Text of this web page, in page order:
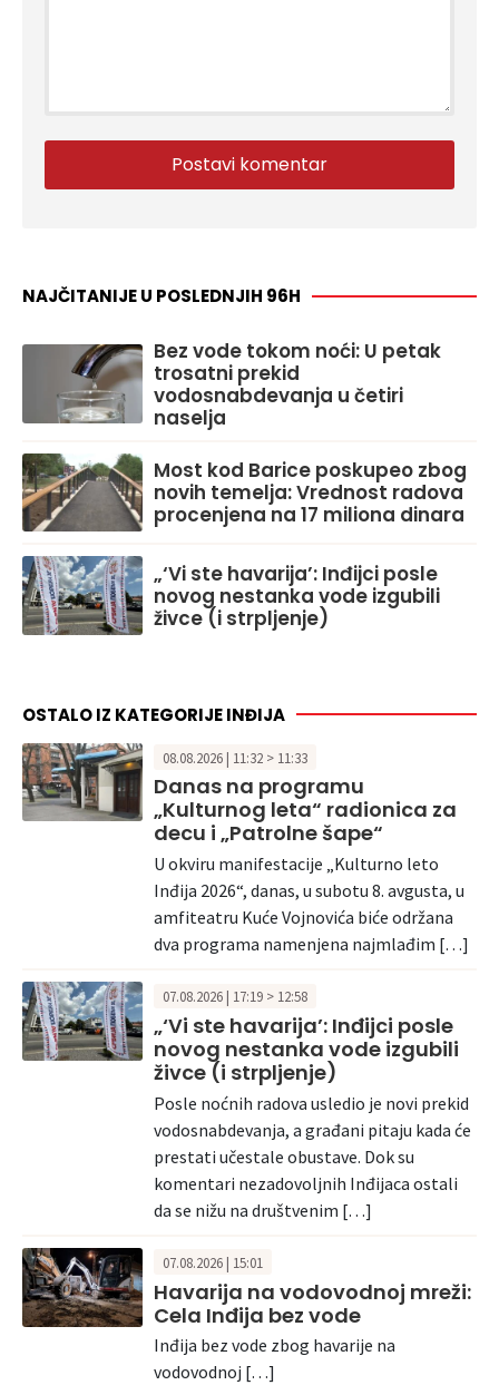
NAJČITANIJE U POSLEDNJIH 96H
Bez vode tokom noći: U petak
trosatni prekid
vodosnabdevanja u četiri
naselja
Most kod Barice poskupeo zbog
novih temelja: Vrednost radova
procenjena na 17 miliona dinara
„‘Vi ste havarija’: Inđijci posle
novog nestanka vode izgubili
živce (i strpljenje)
OSTALO IZ KATEGORIJE INĐIJA
08.08.2026 | 11:32 > 11:33
Danas na programu
„Kulturnog leta“ radionica za
decu i „Patrolne šape“
U okviru manifestacije „Kulturno leto
Inđija 2026“, danas, u subotu 8. avgusta, u
amfiteatru Kuće Vojnovića biće održana
dva programa namenjena najmlađim […]
07.08.2026 | 17:19 > 12:58
„‘Vi ste havarija’: Inđijci posle
novog nestanka vode izgubili
živce (i strpljenje)
Posle noćnih radova usledio je novi prekid
vodosnabdevanja, a građani pitaju kada će
prestati učestale obustave. Dok su
komentari nezadovoljnih Inđijaca ostali
da se nižu na društvenim […]
07.08.2026 | 15:01
Havarija na vodovodnoj mreži:
Cela Inđija bez vode
Inđija bez vode zbog havarije na
vodovodnoj […]